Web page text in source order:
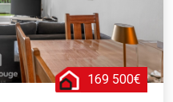
169 500€